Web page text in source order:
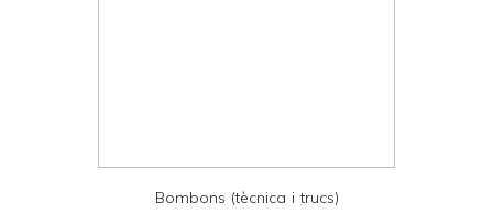
Bombons (tècnica i trucs)